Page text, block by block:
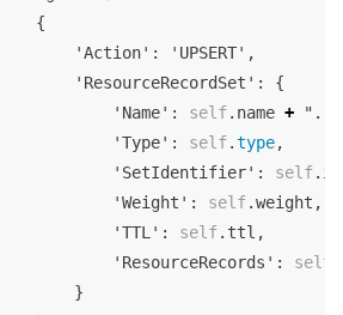
{
'Action' : 'UPSERT' ,
'ResourceRecordSet' :
{
'Name' : self. name + "."
'Type' : self.type,
'SetIdentifier' : self.
'Weight' : self.weight ,
'TTL' : self. ttl ,
'ResourceRecords' : self
}